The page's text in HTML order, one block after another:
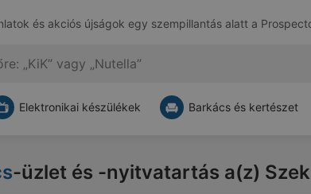
és akciós újságok egy szempillantás alatt a
Elektronikai készülékek Barkács és kertészet
-üzlet és -nyitvatartás a(z)